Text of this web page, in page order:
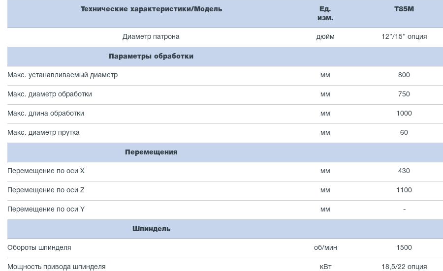
Технические характеристики/Модель
Ед.
изм.
T85M
Диаметр патрона дюйм 12”/15” опция
Параметры обработки
Макс. устанавливаемый диаметр мм 800
Макс. диаметр обработки мм 750
Макс. длина обработки мм 1000
Макс. диаметр прутка мм 60
Перемещения
Перемещение по оси X мм 430
Перемещение по оси Z мм 1100
Перемещение по оси Y мм -
Шпиндель
Обороты шпинделя об/мин 1500
Мощность привода шпинделя кВт 18,5/22 опция